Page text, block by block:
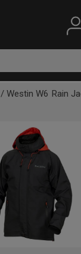
/ Westin W6 Rain